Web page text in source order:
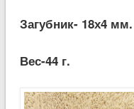
Загубник- 18х4 мм.
Вес-44 г.